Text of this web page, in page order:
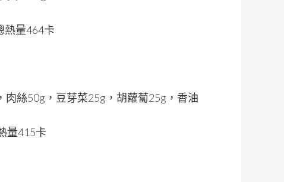
熱量464卡
絲50g，豆芽菜25g，胡蘿蔔25g，香油
量415卡